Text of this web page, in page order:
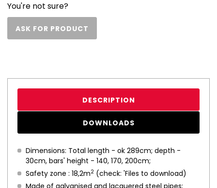
You're not sure?
ASK FOR PRODUCT
DESCRIPTION
DOWNLOADS
Dimensions: Total length - ok 289cm; depth -
30cm, bars' height - 140, 170, 200cm;
Safety zone : 18,2m2 (check: 'Files to download)
Made of galvanised and lacquered steel pipes;